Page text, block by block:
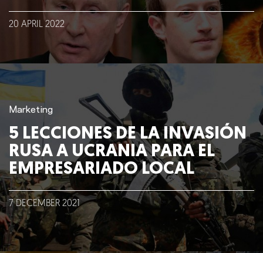
Talento
Conversemos
20 APRIL 2022
Marketing
5 LECCIONES DE LA INVASIÓN
RUSA A UCRANIA PARA EL
EMPRESARIADO LOCAL
7 DECEMBER 2021